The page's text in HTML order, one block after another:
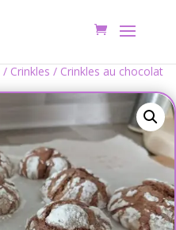
/ Crinkles / Crinkles au chocolat